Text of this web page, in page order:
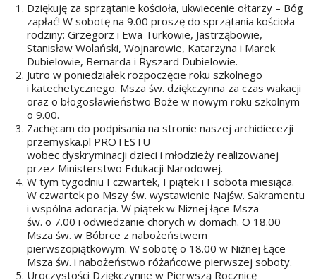
Dziękuję za sprzątanie kościoła, ukwiecenie ołtarzy – Bóg
zapłać! W sobotę na 9.00 proszę do sprzątania kościoła
rodziny: Grzegorz i Ewa Turkowie, Jastrząbowie,
Stanisław Wolański, Wojnarowie, Katarzyna i Marek
Dubielowie, Bernarda i Ryszard Dubielowie.
Jutro w poniedziałek rozpoczęcie roku szkolnego
i katechetycznego. Msza św. dziękczynna za czas wakacji
oraz o błogosławieństwo Boże w nowym roku szkolnym
o 9.00.
Zachęcam do podpisania na stronie naszej archidiecezji
przemyska.pl PROTESTU
wobec dyskryminacji dzieci i młodzieży realizowanej
przez Ministerstwo Edukacji Narodowej.
W tym tygodniu I czwartek, I piątek i I sobota miesiąca.
W czwartek po Mszy św. wystawienie Najśw. Sakramentu
i wspólna adoracja. W piątek w Niżnej łące Msza
św. o 7.00 i odwiedzanie chorych w domach. O 18.00
Msza św. w Bóbrce z nabożeństwem
pierwszopiątkowym. W sobotę o 18.00 w Niżnej Łące
Msza św. i nabożeństwo różańcowe pierwszej soboty.
Uroczystości Dziękczynne w Pierwszą Rocznicę